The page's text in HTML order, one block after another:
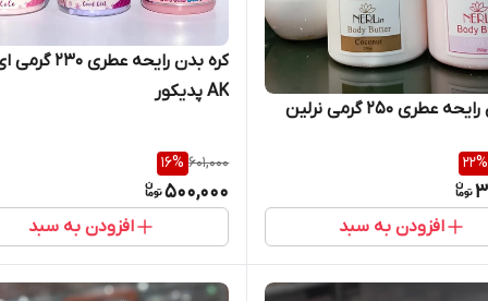
کره بدن رایحه عطری 250 گرمی نرلین
22%
افزودن به سبد
کره بدن رایحه عطری
AK پدیکور
601,000
16%
500,000
افزودن به سبد